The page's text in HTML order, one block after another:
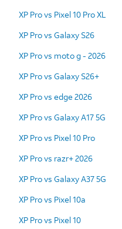
XP Pro vs Pixel 10 Pro XL
XP Pro vs Galaxy S26
XP Pro vs moto g - 2026
XP Pro vs Galaxy S26+
XP Pro vs edge 2026
XP Pro vs Galaxy A17 5G
XP Pro vs Pixel 10 Pro
XP Pro vs razr+ 2026
XP Pro vs Galaxy A37 5G
XP Pro vs Pixel 10a
XP Pro vs Pixel 10